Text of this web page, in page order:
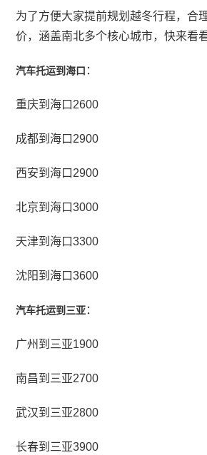
为了方便大家提前规划越冬行程，合
价，涵盖南北多个核心城市，快来看
汽车托运到海口 ：
重庆到海口2600
成都到海口2900
西安到海口2900
北京到海口3000
天津到海口3300
沈阳到海口3600
汽车托运到三亚：
广州到三亚1900
南昌到三亚2700
武汉到三亚2800
长春到三亚3900